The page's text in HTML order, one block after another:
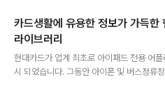
카드생활에 유용한 정보가 가득한
라이브러리
현대카드가 업계 최초로 아이패드 전용 어
시 되었습니다. 그동안 아이폰 및 버스정류